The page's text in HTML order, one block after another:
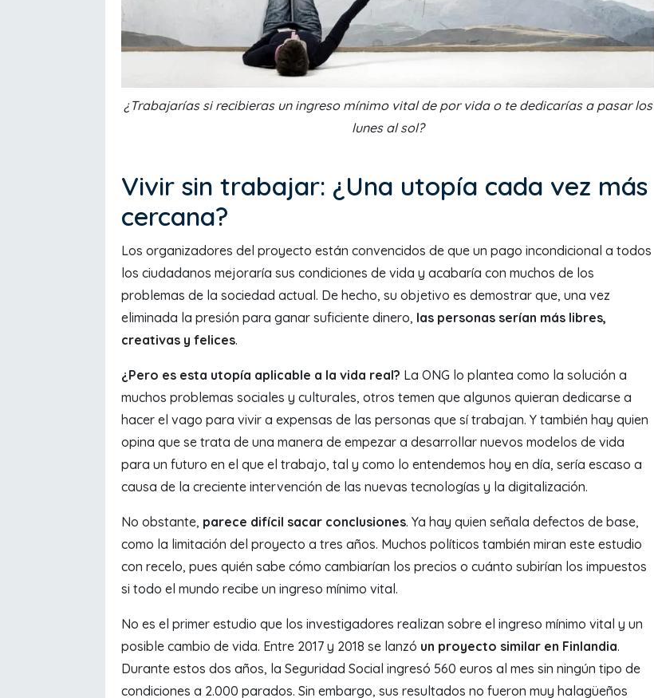
¿Trabajarías si recibieras un ingreso mínimo vital de por vida o te dedicarías a pasar los
lunes al sol?
Vivir sin trabajar: ¿Una utopía cada vez más
cercana?
Los organizadores del proyecto están convencidos de que un pago incondicional a todos
los ciudadanos mejoraría sus condiciones de vida y acabaría con muchos de los
problemas de la sociedad actual. De hecho, su objetivo es demostrar que, una vez
eliminada la presión para ganar suficiente dinero, las personas serían más libres,
creativas y felices.
¿Pero es esta utopía aplicable a la vida real? La ONG lo plantea como la solución a
muchos problemas sociales y culturales, otros temen que algunos quieran dedicarse a
hacer el vago para vivir a expensas de las personas que sí trabajan. Y también hay quien
opina que se trata de una manera de empezar a desarrollar nuevos modelos de vida
para un futuro en el que el trabajo, tal y como lo entendemos hoy en día, sería escaso a
causa de la creciente intervención de las nuevas tecnologías y la digitalización.
No obstante, parece difícil sacar conclusiones. Ya hay quien señala defectos de base,
como la limitación del proyecto a tres años. Muchos políticos también miran este estudio
con recelo, pues quién sabe cómo cambiarían los precios o cuánto subirían los impuestos
si todo el mundo recibe un ingreso mínimo vital.
No es el primer estudio que los investigadores realizan sobre el ingreso mínimo vital y un
posible cambio de vida. Entre 2017 y 2018 se lanzó un proyecto similar en Finlandia.
Durante estos dos años, la Seguridad Social ingresó 560 euros al mes sin ningún tipo de
condiciones a 2.000 parados. Sin embargo, sus resultados no fueron muy halagüeños